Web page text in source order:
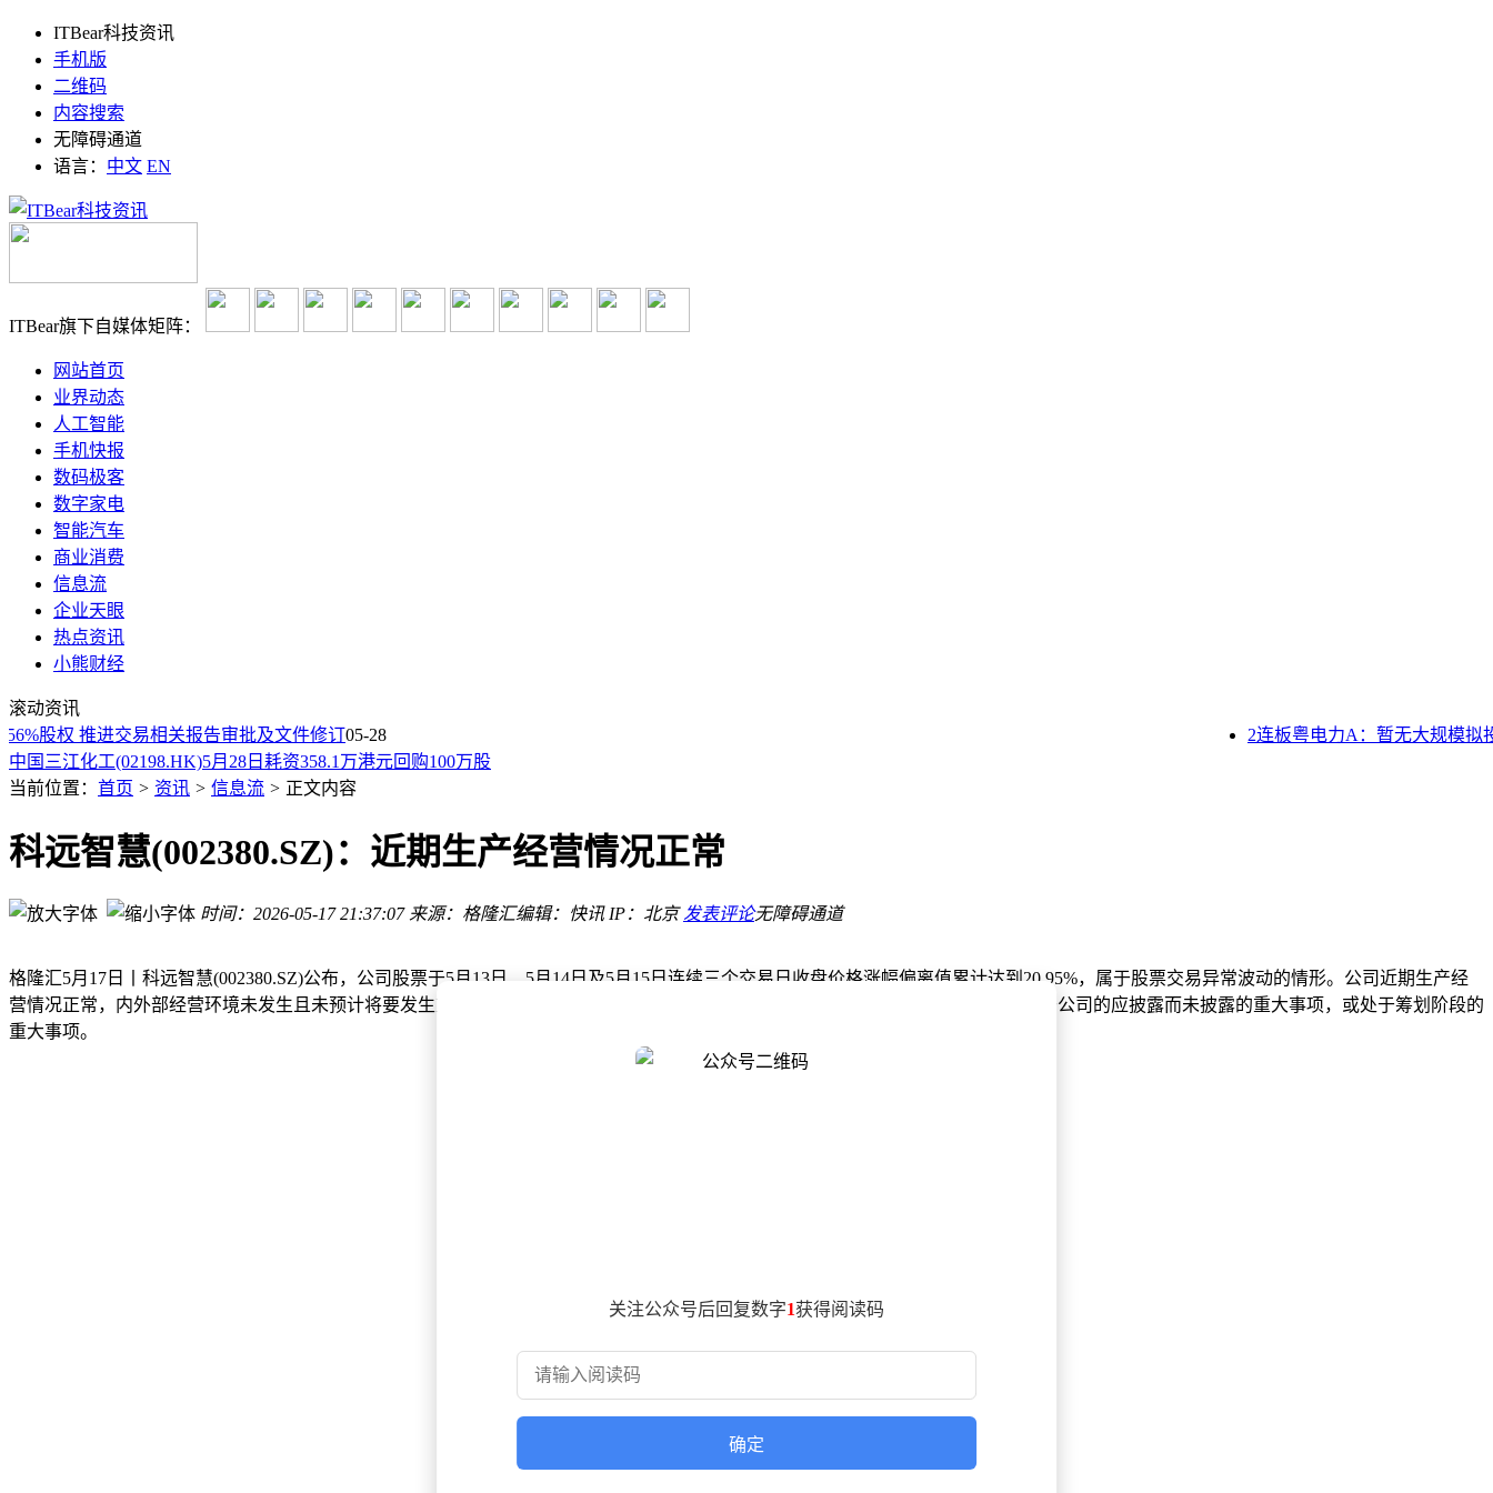
ITBear科技资讯
手机版
二维码
内容搜索
无障碍通道
语言： 中文 EN
ITBear旗下自媒体矩阵：
网站首页
业界动态
人工智能
手机快报
数码极客
数字家电
智能汽车
商业消费
信息流
企业天眼
热点资讯
小熊财经
滚动资讯
股权 推进交易相关报告审批及文件修订05-28 2连板粤电力A：暂无大规模拟投
恒瑞医药(01276.HK)：“鲁兹诺雷钠片”获得药品注册批准
创想三维(03388.HK)香港公开发售获3829.42倍认购 5月29日上市
中国三江化工(02198.HK)5月28日耗资358.1万港元回购100万股
百胜中国(09987.HK)：独立董事David Hoffmann获委任为薪酬委员会成员
比亚迪智能化下半场三大目标出炉：零交通事故、超级司机、超级秘书
中科曙光scaleX已完成6万卡级集群部署 亮相2026世界智能产业博览会
法拉利首款电动车恶评如潮 公司CEO称订单量“攀升”
王传福：比亚迪为城市领航安全兜底一年
恒瑞医药(01276.HK)：“鲁兹诺雷钠片”获得药品注册批准
当前位置： 首页 > 资讯 > 信息流 > 正文内容
科远智慧(002380.SZ)：近期生产经营情况正常
时间：2026-05-17 21:37:07 来源：格隆汇编辑：快讯 IP：北京 发表评论无障碍通道
格隆汇5月17日丨科远智慧(002380.SZ)公布，公司股票于5月13日、5月14日及5月15日连续三个交易日收盘价格涨幅偏离值累计达到20.95%，属于股票交易异常波动的情形。公司近期生产经
营情况正常，内外部经营环境未发生且未预计将要发生重大变化；经核查，除已披露事项外，公司、控股股东和实际控制人不存在关于公司的应披露而未披露的重大事项，或处于筹划阶段的
重大事项。
关注公众号后回复数字1获得阅读码
确定